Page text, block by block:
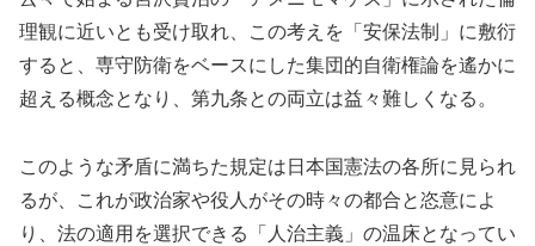
理観に近いとも受け取れ、この考えを「安保法制」に敷衍
すると、専守防衛をベースにした集団的自衛権論を遙かに
超える概念となり、第九条との両立は益々難しくなる。
このような矛盾に満ちた規定は日本国憲法の各所に見られ
るが、これが政治家や役人がその時々の都合と恣意によ
り、法の適用を選択できる「人治主義」の温床となってい